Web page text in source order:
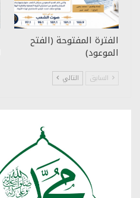
الفترة المفتوحة (الفتح
الموعود)
السابق التالي